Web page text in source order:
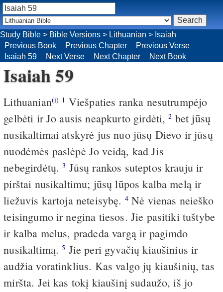
Study Bible > Bible Versions > Lithuanian > Isaiah
Previous Book
Previous Chapter
Previous Verse
Isaiah 59
Next Verse Next Chapter Next Book
Isaiah 59
Lithuanian(i) 1 Viešpaties ranka nesutrumpėjo
gelbėti ir Jo ausis neapkurto girdėti,2 bet jūsų
nusikaltimai atskyrė jus nuo jūsų Dievo ir jūsų
nuodėmės paslėpė Jo veidą, kad Jis
nebegirdėtų.3 Jūsų rankos suteptos krauju ir
pirštai nusikaltimu; jūsų lūpos kalba melą ir
liežuvis kartoja neteisybę. 4Nė vienas neieško
teisingumo ir negina tiesos. Jie pasitiki tuštybe
ir kalba melus, pradeda vargą ir pagimdo
nusikaltimą.5 Jie peri gyvačių kiaušinius ir
audžia voratinklius. Kas valgo jų kiaušinių, tas
miršta. Jei kas tokį kiaušinį sudaužo, iš jo